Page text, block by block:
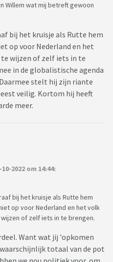
Willem wat mij betreft gewoon
bij het kruisje als Rutte hem
op voor Nederland en het
wijzen of zelf iets in te
in de globalistische agenda
stelt hij zijn riante
veilig. Kortom hij heeft
meer.
2022 om 14:44:
bij het kruisje als Rutte hem
op voor Nederland en het volk
of zelf iets in te brengen.
Want wat jij 'opkomen
totaal van de pot